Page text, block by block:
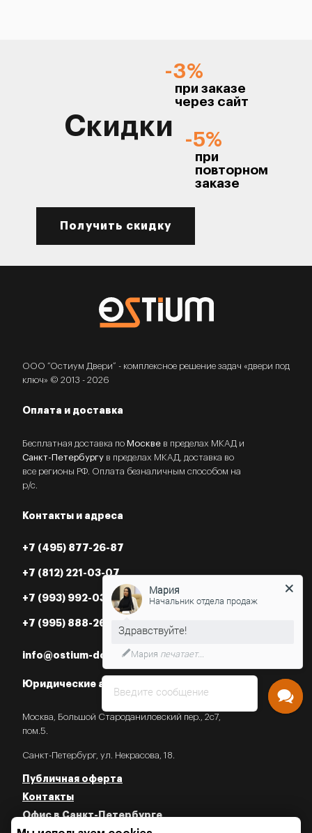
Скидки
-3%
при заказе
через сайт
-5%
при
повторном
заказе
Получить скидку
ООО “Остиум Двери” - комплексное решение задач «двери под
ключ» © 2013 - 2026
Оплата и доставка
Бесплатная доставка по Москве в пределах МКАД и
Санкт-Петербургу в пределах МКАД, доставка во
все регионы РФ. Оплата безналичным способом на
р/с.
Контакты и адреса
+7 (495) 877-26-87
+7 (812) 221-03-07
+7 (993) 992-03-07
+7 (995) 888-26-87
info@ostium-doors.ru
Юридические адреса в РФ
Москва, Большой Староданиловский пер., 2с7,
пом.5.
Санкт-Петербург, ул. Некрасова, 18.
Публичная оферта
Контакты
Офис в Санкт-Петербурге
Введите сообщение
Мария
Начальник отдела продаж
Здравствуйте!
Мария печатает...